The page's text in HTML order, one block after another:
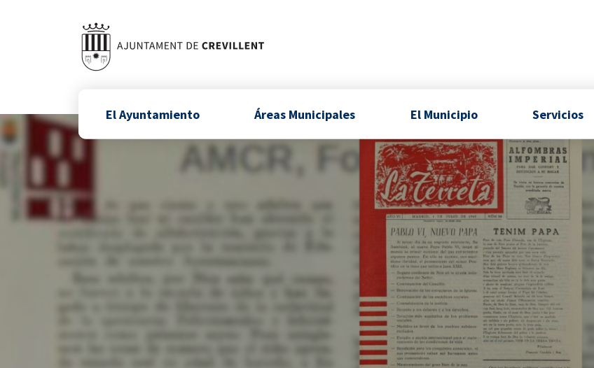
El Ayuntamiento Áreas Municipales El Municipio Servicios